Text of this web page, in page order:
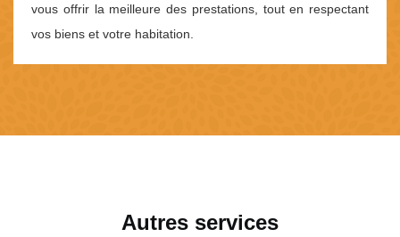
vous offrir la meilleure des prestations, tout en respectant
vos biens et votre habitation.
Autres services